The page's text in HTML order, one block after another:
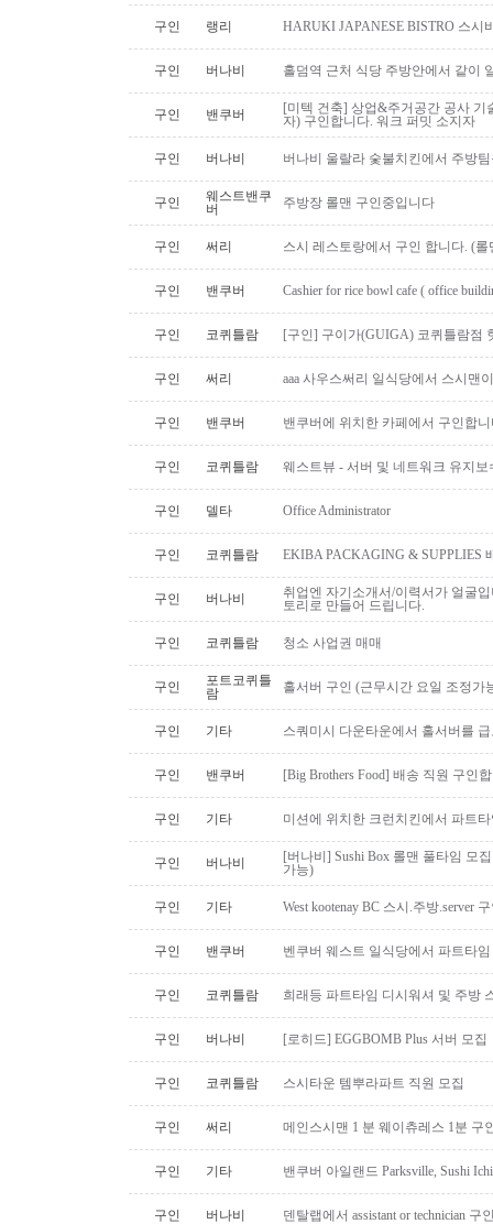
구인 랭리 HARUKI JAPANESE BISTRO 스시
구인 버나비 홀덤역 근처 식당 주방안에서 같이
구인 밴쿠버
[미텍 건축] 상업&주거공간 공사
자) 구인합니다. 워크 퍼밋 소지자
구인 버나비 버나비 울랄라 숯불치킨에서 주방
구인
웨스트밴쿠
버
주방장 롤맨 구인중입니다
구인 써리 스시 레스토랑에서 구인 합니다. (롤
구인 밴쿠버 Cashier for rice bowl cafe ( office
구인 코퀴틀람 [구인] 구이가(GUIGA) 코퀴틀람점
구인 써리 aaa 사우스써리 일식당에서 스시맨
구인 밴쿠버 밴쿠버에 위치한 카페에서 구인합
구인 코퀴틀람 웨스트뷰 - 서버 및 네트워크 유지보
구인 델타 Office Administrator
구인 코퀴틀람 EKIBA PACKAGING & SUPPLIES
구인 버나비
취업엔 자기소개서/이력서가 얼굴
토리로 만들어 드립니다.
구인 코퀴틀람 청소 사업권 매매
구인
포트코퀴틀
람
홀서버 구인 (근무시간 요일 조정가
구인 기타 스쿼미시 다운타운에서 홀서버를
구인 밴쿠버 [Big Brothers Food] 배송 직원 구인
구인 기타 미션에 위치한 크런치킨에서 파트
구인 버나비
[버나비] Sushi Box 롤맨 풀타임 모
가능)
구인 기타 West kootenay BC 스시.주방.server
구인 밴쿠버 벤쿠버 웨스트 일식당에서 파트타
구인 코퀴틀람 희래등 파트타임 디시워셔 및 주방
구인 버나비 [로히드] EGGBOMB Plus 서버 모집
구인 코퀴틀람 스시타운 템뿌라파트 직원 모집
구인 써리 메인스시맨 1 분 웨이츄레스 1분 구
구인 기타 밴쿠버 아일랜드 Parksville, Sushi
구인 버나비 덴탈랩에서 assistant or technician 구